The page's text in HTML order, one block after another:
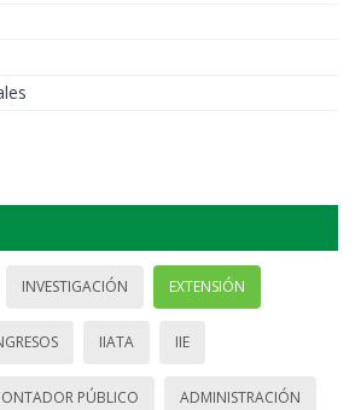
INVESTIGACIÓN EXTENSIÓN
IIATA IIE
PÚBLICO ADMINISTRACIÓN